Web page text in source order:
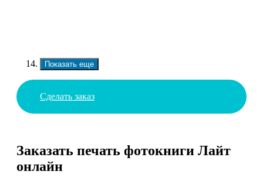
Показать еще
Сделать заказ
Заказать печать фотокниги Лайт
онлайн